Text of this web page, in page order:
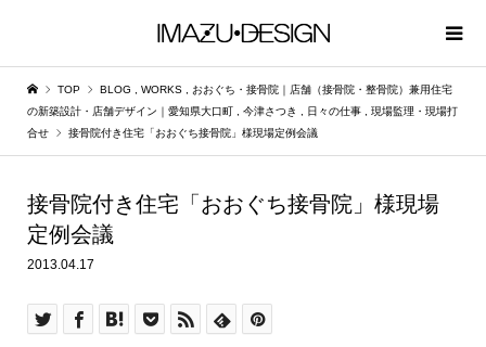
TOP BLOG WORKS
おおぐち・接骨院｜店舗（接骨院・整骨院）兼用住宅
の新築設計・店舗デザイン｜愛知県大口町
今津さつき 日々の仕事
現場監理・現場打
合せ
接骨院付き住宅「おおぐち接骨院」様現場定例会議
接骨院付き住宅「おおぐち接骨院」様現場
定例会議
2013.04.17